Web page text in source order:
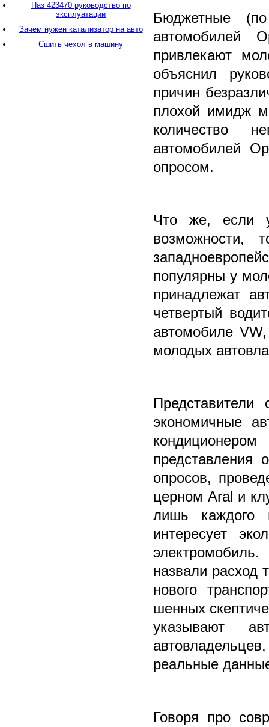
Бюджетные
автомобилей
привлекают
объяснил
причин
плохой имидж
количество
автомобилей
опросом.
Что же, если
возможности,
популярны у
принадлежат
четвер­тый
автомобиле
молодых
Представители
экономичные
представления
опросов,
церном Aral и
лишь каждого
интересует
назвали расход
нового
шенных
указывают
реальные
Говоря про
Паз 423470 руководство по
эксплуатации
Зачем нужен катализатор на авто
Сшить чехол в машину